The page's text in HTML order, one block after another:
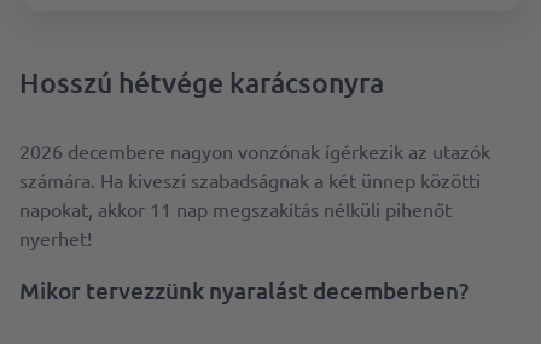
Hosszú hétvége karácsonyra
2026 decembere nagyon vonzónak ígérkezik az utazók
számára. Ha kiveszi szabadságnak a két ünnep közötti
napokat, akkor 11 nap megszakítás nélküli pihenőt
nyerhet!
Mikor tervezzünk nyaralást decemberben?